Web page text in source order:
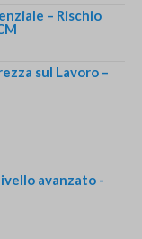
– Rischio
sul Lavoro –
avanzato -